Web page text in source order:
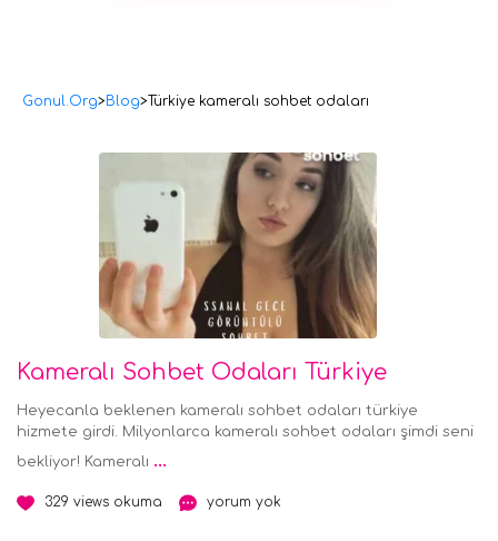
Gonul.Org> Blog> Türkiye kameralı sohbet odaları
Kameralı Sohbet Odaları Türkiye
Heyecanla beklenen kameralı sohbet odaları türkiye
hizmete girdi. Milyonlarca kameralı sohbet odaları şimdi seni
bekliyor! Kameralı ...
329 views okuma yorum yok